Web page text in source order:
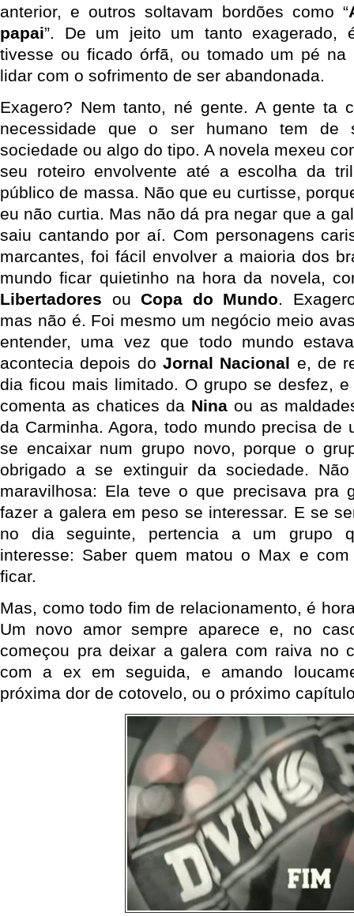
anterior, e outros soltavam bordões como “
papai”. De um jeito um tanto exagerado,
tivesse ou ficado órfã, ou tomado um pé na
lidar com o sofrimento de ser abandonada.
Exagero? Nem tanto, né gente. A gente ta
necessidade que o ser humano tem de
sociedade ou algo do tipo. A novela mexeu
seu roteiro envolvente até a escolha da
público de massa. Não que eu curtisse,
eu não curtia. Mas não dá pra negar que a
saiu cantando por aí. Com personagens
marcantes, foi fácil envolver a maioria dos
mundo ficar quietinho na hora da novela,
Libertadores ouCopa do Mundo.
mas não é. Foi mesmo um negócio meio
entender, uma vez que todo mundo
acontecia depois do Jornal Nacional e, de
dia ficou mais limitado. O grupo se desfez,
comenta as chatices da Nina ou as
da Carminha. Agora, todo mundo precisa de
se encaixar num grupo novo, porque o
obrigado a se extinguir da sociedade.
maravilhosa: Ela teve o que precisava pra
fazer a galera em peso se interessar. E se
no dia seguinte, pertencia a um grupo
interesse: Saber quem matou o Max e
ficar.
Mas, como todo fim de relacionamento, é
Um novo amor sempre aparece e, no
começou pra deixar a galera com raiva no
com a ex em seguida, e amando
próxima dor de cotovelo, ou o próximo